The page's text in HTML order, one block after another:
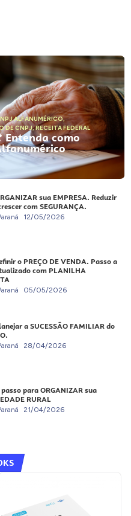
ALFANUMÉRICO,
DE CNPJ,RECEITA FEDERAL
Entenda como
sua EMPRESA. Reduzir
com SEGURANÇA.
12/05/2026
o PREÇO DE VENDA. Passo a
com PLANILHA
05/05/2026
a SUCESSÃO FAMILIAR do
28/04/2026
para ORGANIZAR sua
RURAL
21/04/2026